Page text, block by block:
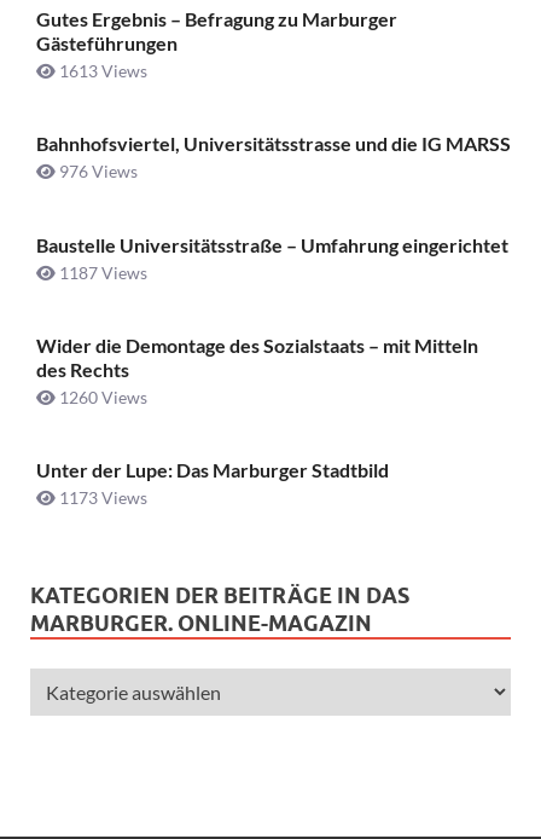
Gutes Ergebnis – Befragung zu Marburger
Gästeführungen
1613 Views
Bahnhofsviertel, Universitätsstrasse und die IG MARSS
976 Views
Baustelle Universitätsstraße ­– Umfahrung eingerichtet
1187 Views
Wider die Demontage des Sozialstaats – mit Mitteln
des Rechts
1260 Views
Unter der Lupe: Das Marburger Stadtbild
1173 Views
KATEGORIEN DER BEITRÄGE IN DAS
MARBURGER. ONLINE-MAGAZIN